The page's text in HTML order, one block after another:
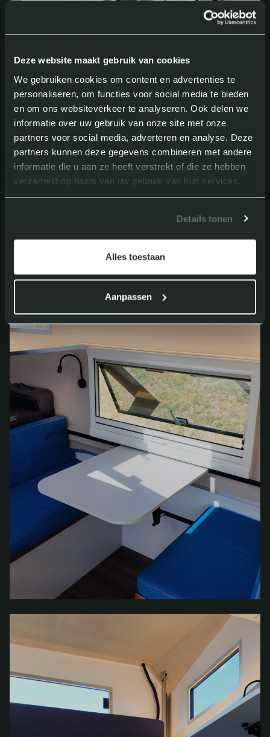
Deze website maakt gebruik van cookies
We gebruiken cookies om content en advertenties te
personaliseren, om functies voor social media te bieden
en om ons websiteverkeer te analyseren. Ook delen we
informatie over uw gebruik van onze site met onze
partners voor social media, adverteren en analyse. Deze
partners kunnen deze gegevens combineren met andere
informatie die u aan ze heeft verstrekt of die ze hebben
verzameld op basis van uw gebruik van hun services.
Details tonen
Alles toestaan
Aanpassen